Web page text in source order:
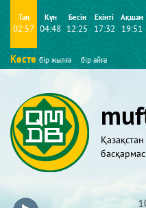
Таң
02:57
Күн
04:48
Бесін
12:25
Екінті
17:32
Ақшам
19:51
Кесте бір жылға бір айға